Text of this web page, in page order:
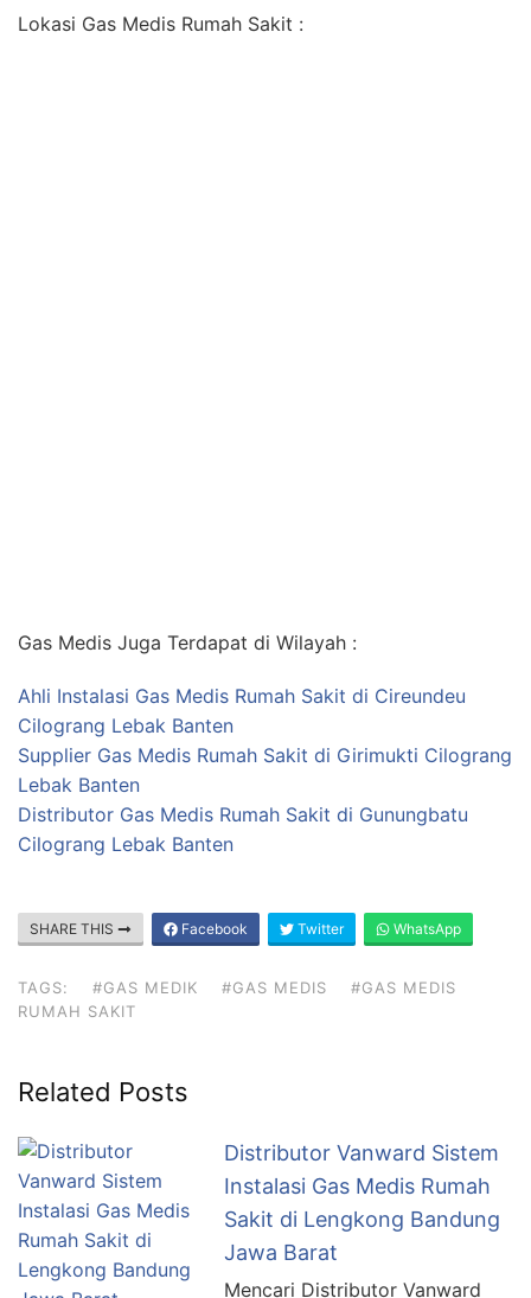
Lokasi Gas Medis Rumah Sakit :
Gas Medis Juga Terdapat di Wilayah :
Ahli Instalasi Gas Medis Rumah Sakit di Cireundeu
Cilograng Lebak Banten
Supplier Gas Medis Rumah Sakit di Girimukti Cilograng
Lebak Banten
Distributor Gas Medis Rumah Sakit di Gunungbatu
Cilograng Lebak Banten
SHARE THIS Facebook Twitter WhatsApp
TAGS: #GAS MEDIK #GAS MEDIS
#GAS MEDIS
RUMAH SAKIT
Related Posts
Distributor Vanward Sistem
Instalasi Gas Medis Rumah
Sakit di Lengkong Bandung
Jawa Barat
Mencari Distributor Vanward